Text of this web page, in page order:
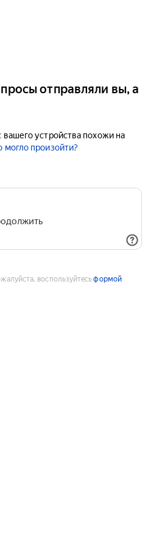
отправляли вы, а
устройства похожи на
могло произойти?
воспользуйтесьформой